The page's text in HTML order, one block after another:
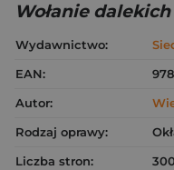
Wołanie
Wydawnictwo:
EAN:
Autor:
Rodzaj oprawy:
Liczba stron:
300